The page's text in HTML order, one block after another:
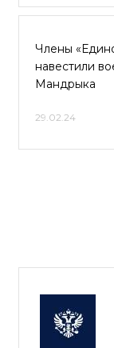
Члены
навестили
Мандрыка
29.02.24